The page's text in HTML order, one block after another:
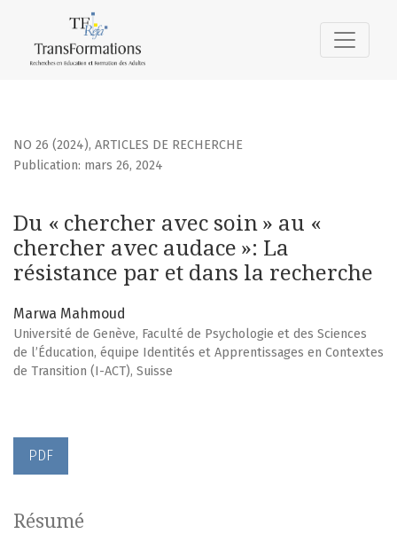
Du « chercher avec soin » au « chercher avec audace »
NO 26 (2024), ARTICLES DE RECHERCHE
Du « chercher avec soin » au «
chercher avec audace »: La
résistance par et dans la recherche
Publication: mars 26, 2024
Marwa Mahmoud
Université de Genève, Faculté de Psychologie et des Sciences
de l’Éducation, équipe Identités et Apprentissages en Contextes
de Transition (I-ACT), Suisse
PDF
Résumé